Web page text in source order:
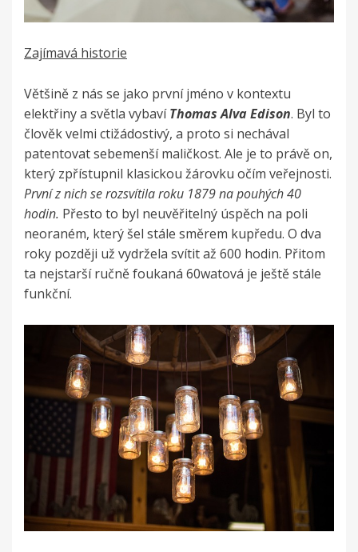
Zajímavá historie
Většině z nás se jako první jméno v kontextu
elektřiny a světla vybavíThomas Alva Edison. Byl to
člověk velmi ctižádostivý, a proto si nechával
patentovat sebemenší maličkost. Ale je to právě on,
který zpřístupnil klasickou žárovku očím veřejnosti.
První z nich se rozsvítila roku 1879 na pouhých 40
hodin. Přesto to byl neuvěřitelný úspěch na poli
neoraném, který šel stále směrem kupředu. O dva
roky později už vydržela svítit až 600 hodin. Přitom
ta nejstarší ručně foukaná 60watová je ještě stále
funkční.